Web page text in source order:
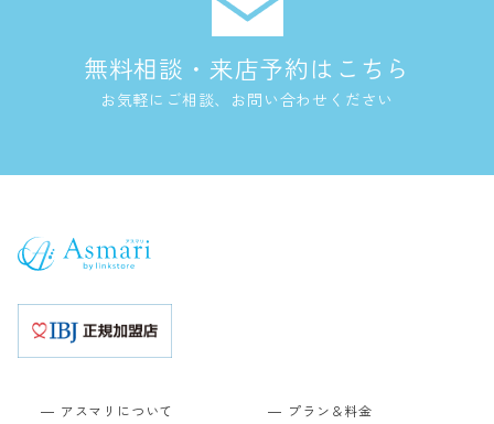
無料相談・来店予約はこちら
お気軽にご相談、お問い合わせください
アスマリについて プラン＆料金